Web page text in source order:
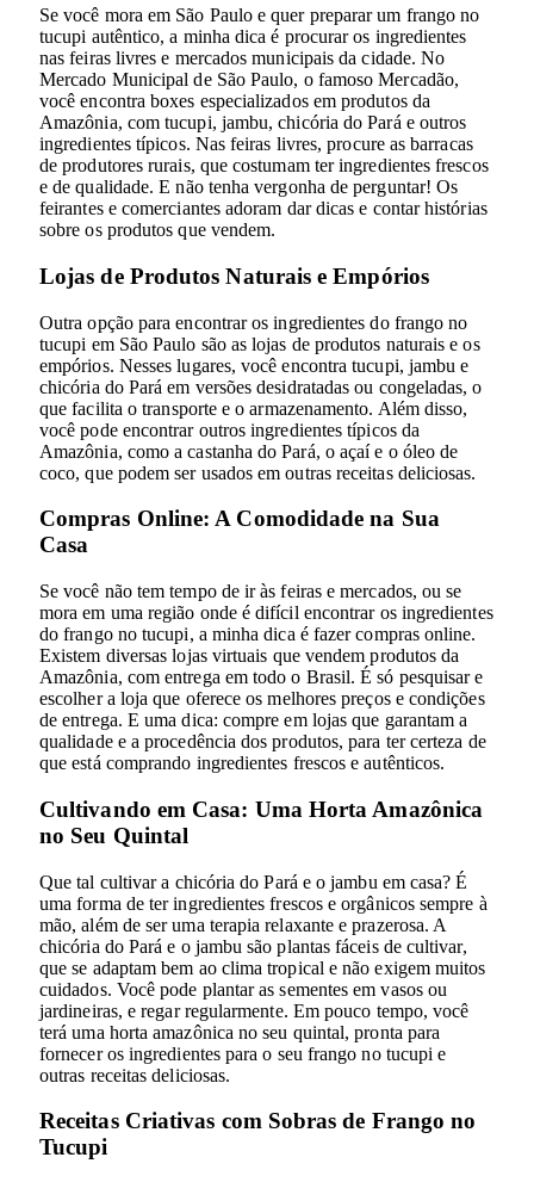
Se você mora em São Paulo e quer preparar um frango no
tucupi autêntico, a minha dica é procurar os ingredientes
nas feiras livres e mercados municipais da cidade. No
Mercado Municipal de São Paulo, o famoso Mercadão,
você encontra boxes especializados em produtos da
Amazônia, com tucupi, jambu, chicória do Pará e outros
ingredientes típicos. Nas feiras livres, procure as barracas
de produtores rurais, que costumam ter ingredientes frescos
e de qualidade. E não tenha vergonha de perguntar! Os
feirantes e comerciantes adoram dar dicas e contar histórias
sobre os produtos que vendem.
Lojas de Produtos Naturais e Empórios
Outra opção para encontrar os ingredientes do frango no
tucupi em São Paulo são as lojas de produtos naturais e os
empórios. Nesses lugares, você encontra tucupi, jambu e
chicória do Pará em versões desidratadas ou congeladas, o
que facilita o transporte e o armazenamento. Além disso,
você pode encontrar outros ingredientes típicos da
Amazônia, como a castanha do Pará, o açaí e o óleo de
coco, que podem ser usados em outras receitas deliciosas.
Compras Online: A Comodidade na Sua
Casa
Se você não tem tempo de ir às feiras e mercados, ou se
mora em uma região onde é difícil encontrar os ingredientes
do frango no tucupi, a minha dica é fazer compras online.
Existem diversas lojas virtuais que vendem produtos da
Amazônia, com entrega em todo o Brasil. É só pesquisar e
escolher a loja que oferece os melhores preços e condições
de entrega. E uma dica: compre em lojas que garantam a
qualidade e a procedência dos produtos, para ter certeza de
que está comprando ingredientes frescos e autênticos.
Cultivando em Casa: Uma Horta Amazônica
no Seu Quintal
Que tal cultivar a chicória do Pará e o jambu em casa? É
uma forma de ter ingredientes frescos e orgânicos sempre à
mão, além de ser uma terapia relaxante e prazerosa. A
chicória do Pará e o jambu são plantas fáceis de cultivar,
que se adaptam bem ao clima tropical e não exigem muitos
cuidados. Você pode plantar as sementes em vasos ou
jardineiras, e regar regularmente. Em pouco tempo, você
terá uma horta amazônica no seu quintal, pronta para
fornecer os ingredientes para o seu frango no tucupi e
outras receitas deliciosas.
Receitas Criativas com Sobras de Frango no
Tucupi